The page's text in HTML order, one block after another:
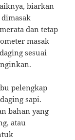
biarkan
dan tetap
masak
sesuai
pelengkap
sapi.
bahan yang
atau